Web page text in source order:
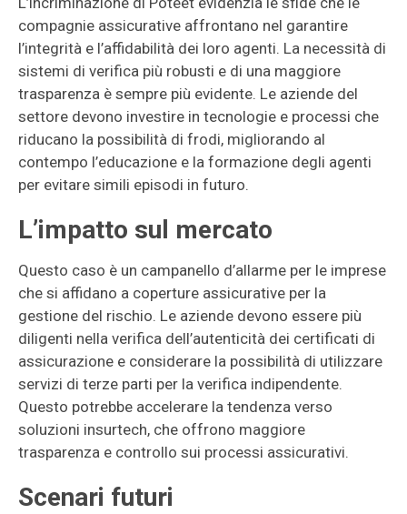
compagnie assicurative affrontano nel garantire
l’integrità e l’affidabilità dei loro agenti. La necessità di
sistemi di verifica più robusti e di una maggiore
trasparenza è sempre più evidente. Le aziende del
settore devono investire in tecnologie e processi che
riducano la possibilità di frodi, migliorando al
contempo l’educazione e la formazione degli agenti
per evitare simili episodi in futuro.
L’impatto sul mercato
Questo caso è un campanello d’allarme per le imprese
che si affidano a coperture assicurative per la
gestione del rischio. Le aziende devono essere più
diligenti nella verifica dell’autenticità dei certificati di
assicurazione e considerare la possibilità di utilizzare
servizi di terze parti per la verifica indipendente.
Questo potrebbe accelerare la tendenza verso
soluzioni insurtech, che offrono maggiore
trasparenza e controllo sui processi assicurativi.
Scenari futuri